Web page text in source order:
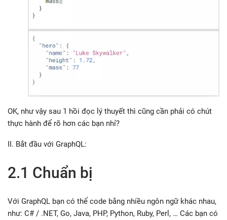
OK, như vậy sau 1 hồi đọc lý thuyết thì cũng cần phải có chút
thực hành để rõ hơn các bạn nhỉ?
II. Bắt đầu với GraphQL:
2.1 Chuẩn bị
Với GraphQL bạn có thể code bằng nhiều ngôn ngữ khác nhau,
như: C# / .NET, Go, Java, PHP, Python, Ruby, Perl, … Các bạn có